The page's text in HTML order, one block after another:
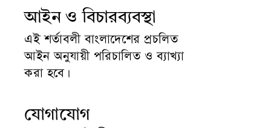
আইন ও বিচারব্যবস্থা
এই শর্তাবলী বাংলাদেশের প্রচলিত
আইন অনুযায়ী পরিচালিত ও ব্যাখ্যা
করা হবে।
যোগাযোগ